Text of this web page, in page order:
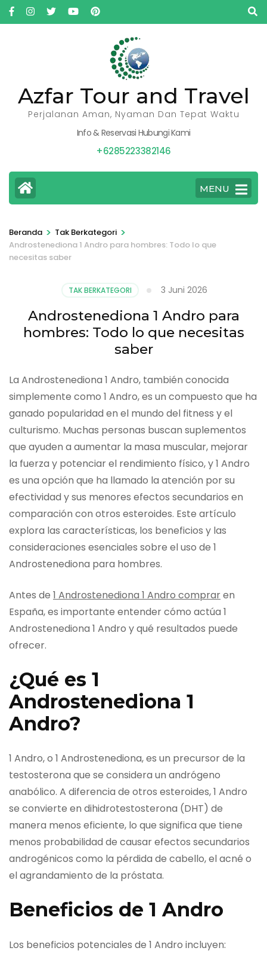
Lompat
ke
Azfar Tour and Travel
Perjalanan Aman, Nyaman Dan Tepat Waktu
Info & Reservasi Hubungi Kami
+6285223382146
MENU
Beranda > Tak Berkategori >
Androstenediona 1 Andro para hombres: Todo lo que
necesitas saber
TAK BERKATEGORI 3 Juni 2026
Androstenediona 1 Andro para
hombres: Todo lo que necesitas
saber
La Androstenediona 1 Andro, también conocida
simplemente como 1 Andro, es un compuesto que ha
ganado popularidad en el mundo del fitness y el
culturismo. Muchas personas buscan suplementos
que ayuden a aumentar la masa muscular, mejorar
la fuerza y potenciar el rendimiento físico, y 1 Andro
es una opción que ha llamado la atención por su
efectividad y sus menores efectos secundarios en
comparación con otros esteroides. Este artículo
explora las características, los beneficios y las
consideraciones esenciales sobre el uso de 1
Androstenediona para hombres.
Antes de 1 Androstenediona 1 Andro compraren
España, es importante entender cómo actúa 1
Androstenediona 1 Andro y qué resultados puede
ofrecer.
¿Qué es 1
Androstenediona 1
Andro?
1 Andro, o 1 Androstenediona, es un precursor de la
testosterona que se considera un andrógeno
anabólico. A diferencia de otros esteroides, 1 Andro
se convierte en dihidrotestosterona (DHT) de
manera menos eficiente, lo que significa que tiene
menos probabilidad de causar efectos secundarios
androgénicos como la pérdida de cabello, el acné o
el agrandamiento de la próstata.
Beneficios de 1 Andro
Los beneficios potenciales de 1 Andro incluyen: